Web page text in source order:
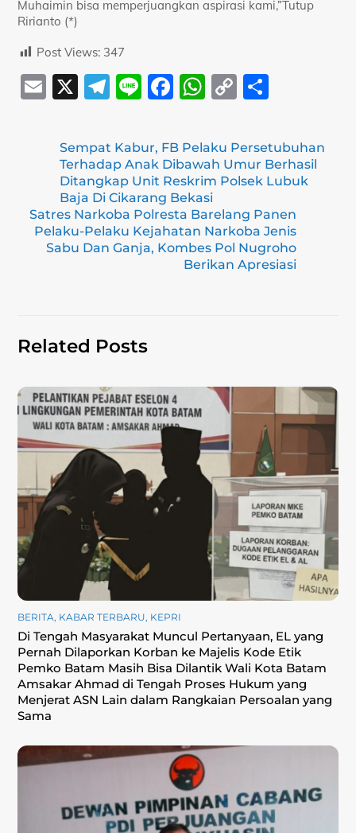
Muhaimin bisa memperjuangkan aspirasi kami,”Tutup
Ririanto (*)
Post Views: 347
E
ai
X
T
e
gr
a
m
Li
e
F
c
e
b
o
o
k
W
at
s
A
p
p
C
p
y
Li
n
k
ar
e
Sempat Kabur, FB Pelaku Persetubuhan
Terhadap Anak Dibawah Umur Berhasil
Ditangkap Unit Reskrim Polsek Lubuk
Baja Di Cikarang Bekasi
Satres Narkoba Polresta Barelang Panen
Pelaku-Pelaku Kejahatan Narkoba Jenis
Sabu Dan Ganja, Kombes Pol Nugroho
Berikan Apresiasi
Related Posts
BERITA, KABAR TERBARU, KEPRI
Di Tengah Masyarakat Muncul Pertanyaan, EL yang
Pernah Dilaporkan Korban ke Majelis Kode Etik
Pemko Batam Masih Bisa Dilantik Wali Kota Batam
Amsakar Ahmad di Tengah Proses Hukum yang
Menjerat ASN Lain dalam Rangkaian Persoalan yang
Sama